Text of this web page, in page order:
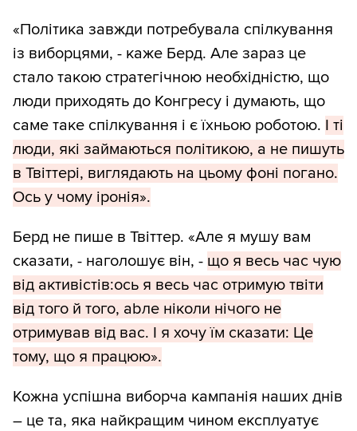
«Політика завжди потребувала спілкування
із виборцями, - каже Берд. Але зараз це
стало такою стратегічною необхідністю, що
люди приходять до Конгресу і думають, що
саме таке спілкування і є їхньою роботою. І ті
люди, які займаються політикою, а не пишуть
в Твіттері, виглядають на цьому фоні погано.
Ось у чому іронія».
Берд не пише в Твіттер. «Але я мушу вам
сказати, - наголошує він, - що я весь час чую
від активістів:ось я весь час отримую твіти
від того й того, аbле ніколи нічого не
отримував від вас. І я хочу їм сказати: Це
тому, що я працюю».
Кожна успішна виборча кампанія наших днів
– це та, яка найкращим чином експлуатує